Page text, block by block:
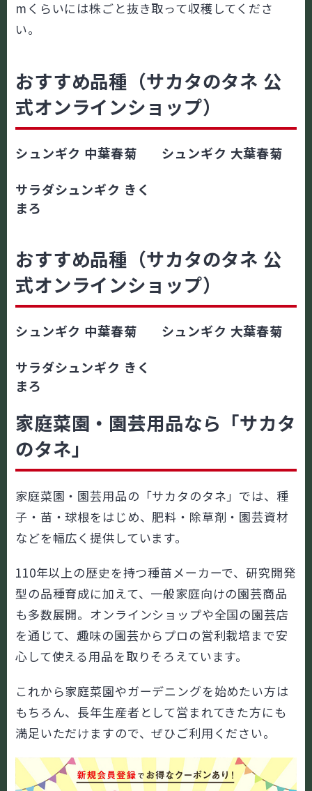
mくらいには株ごと抜き取って収穫してくださ
い。
おすすめ品種（サカタのタネ 公
式オンラインショップ）
シュンギク 中葉春菊
シュンギク 大葉春菊
サラダシュンギク きく
まろ
おすすめ品種（サカタのタネ 公
式オンラインショップ）
シュンギク 中葉春菊
シュンギク 大葉春菊
サラダシュンギク きく
まろ
家庭菜園・園芸用品なら「サカタ
のタネ」
家庭菜園・園芸用品の「サカタのタネ」では、種
子・苗・球根をはじめ、肥料・除草剤・園芸資材
などを幅広く提供しています。
110年以上の歴史を持つ種苗メーカーで、研究開発
型の品種育成に加えて、一般家庭向けの園芸商品
も多数展開。オンラインショップや全国の園芸店
を通じて、趣味の園芸からプロの営利栽培まで安
心して使える用品を取りそろえています。
これから家庭菜園やガーデニングを始めたい方は
もちろん、長年生産者として営まれてきた方にも
満足いただけますので、ぜひご利用ください。